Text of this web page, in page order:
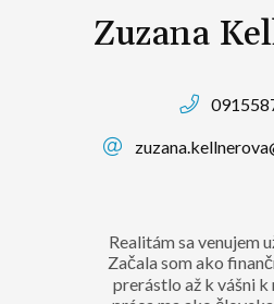
Zuzana
Realitám sa venujem
Začala som ako
prerástlo až k vášni